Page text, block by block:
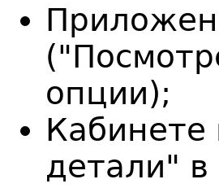
опции);
Кабинете
детали"